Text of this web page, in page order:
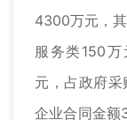
4300万元，
服务类150
元，占政府
企业合同金额